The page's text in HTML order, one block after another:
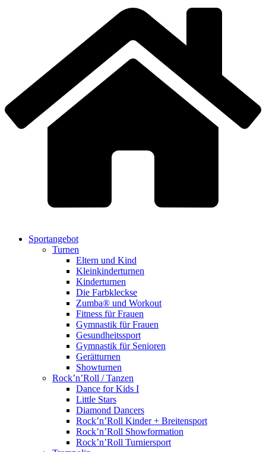
Sportangebot
Turnen
Eltern und Kind
Kleinkinderturnen
Kinderturnen
Die Farbkleckse
Zumba® und Workout
Fitness für Frauen
Gymnastik für Frauen
Gesundheitssport
Gymnastik für Senioren
Gerätturnen
Showturnen
Rock’n’Roll / Tanzen
Dance for Kids I
Little Stars
Diamond Dancers
Rock’n’Roll Kinder + Breitensport
Rock’n’Roll Showformation
Rock’n’Roll Turniersport